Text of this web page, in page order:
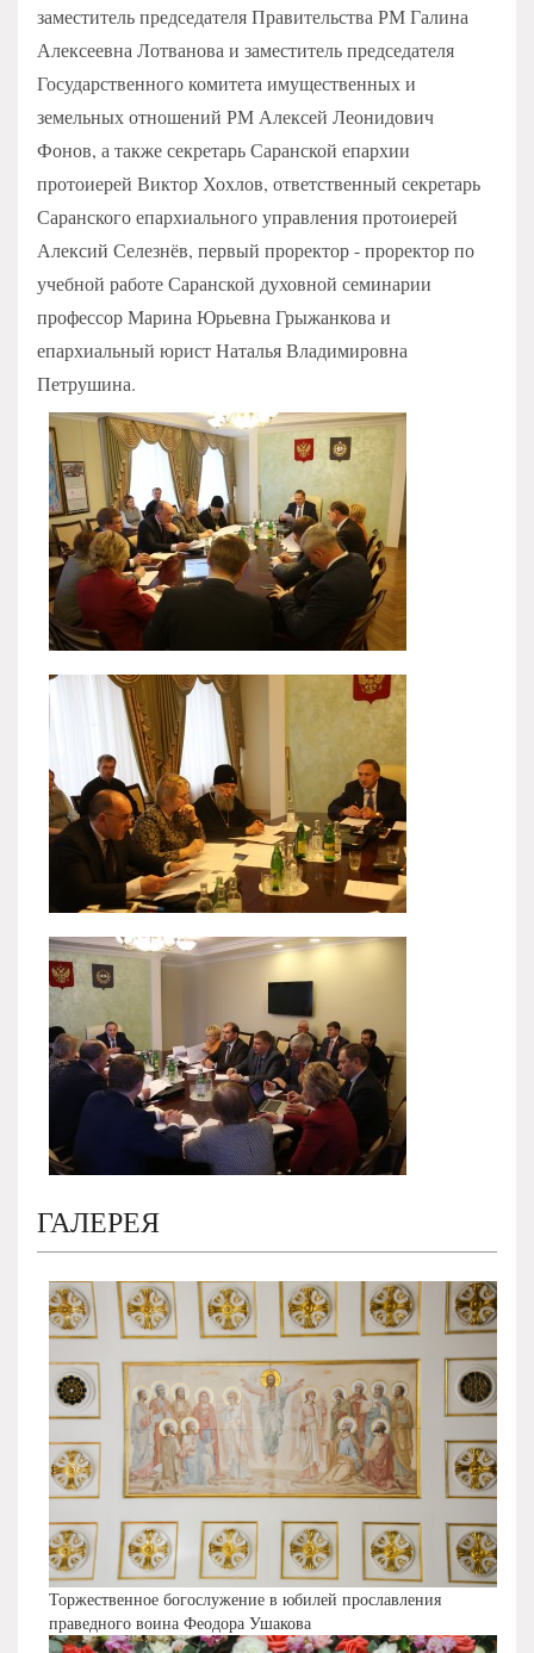
заместитель председателя Правительства РМ Галина
Алексеевна Лотванова и заместитель председателя
Государственного комитета имущественных и
земельных отношений РМ Алексей Леонидович
Фонов, а также секретарь Саранской епархии
протоиерей Виктор Хохлов, ответственный секретарь
Саранского епархиального управления протоиерей
Алексий Селезнёв, первый проректор - проректор по
учебной работе Саранской духовной семинарии
профессор Марина Юрьевна Грыжанкова и
епархиальный юрист Наталья Владимировна
Петрушина.
ГАЛЕРЕЯ
Торжественное богослужение в юбилей прославления
праведного воина Феодора Ушакова